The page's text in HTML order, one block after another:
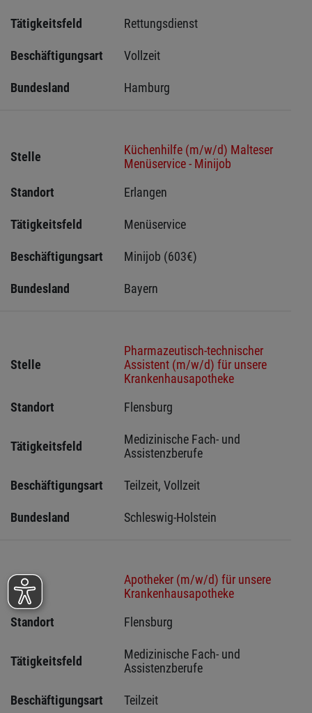
Tätigkeitsfeld Rettungsdienst
Beschäftigungsart Vollzeit
Bundesland Hamburg
Stelle
Küchenhilfe (m/w/d) Malteser
Menüservice - Minijob
Standort
Erlangen
Tätigkeitsfeld Menüservice
Beschäftigungsart Minijob (603€)
Bundesland Bayern
Stelle
Pharmazeutisch-technischer
Assistent (m/w/d) für unsere
Krankenhausapotheke
Standort
Flensburg
Tätigkeitsfeld
Medizinische Fach- und
Assistenzberufe
Beschäftigungsart Teilzeit, Vollzeit
Bundesland Schleswig-Holstein
Stelle
Apotheker (m/w/d) für unsere
Krankenhausapotheke
Standort
Flensburg
Tätigkeitsfeld
Medizinische Fach- und
Assistenzberufe
Beschäftigungsart Teilzeit